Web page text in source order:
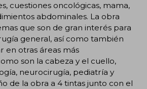
cuestiones oncológicas, mama,
abdominales. La obra
que son de gran interés para
general, así como también
en otras áreas más
son la cabeza y el cuello,
neurocirugía, pediatría y
de la obra a 4 tintas junto con el